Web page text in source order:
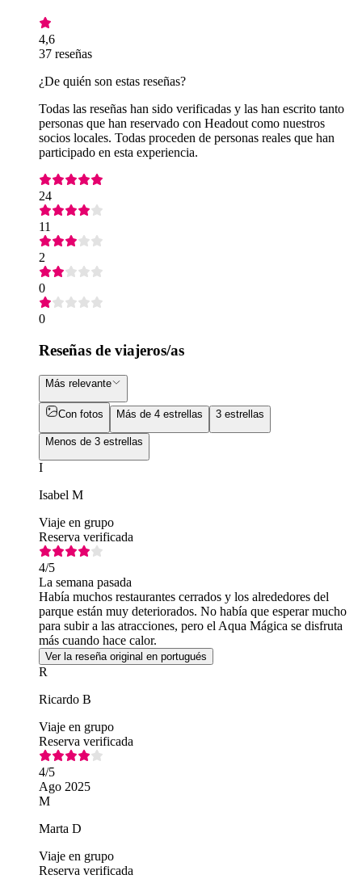
4,6
37 reseñas
¿De quién son estas reseñas?
Todas las reseñas han sido verificadas y las han escrito tanto
personas que han reservado con Headout como nuestros
socios locales. Todas proceden de personas reales que han
participado en esta experiencia.
24
11
2
0
0
Reseñas de viajeros/as
Más relevante
Con fotos Más de 4 estrellas 3 estrellas
Menos de 3 estrellas
I
Isabel M
Viaje en grupo
Reserva verificada
4/5
La semana pasada
Había muchos restaurantes cerrados y los alrededores del
parque están muy deteriorados. No había que esperar mucho
para subir a las atracciones, pero el Aqua Mágica se disfruta
más cuando hace calor.
Ver la reseña original en portugués
R
Ricardo B
Viaje en grupo
Reserva verificada
4/5
Ago 2025
M
Marta D
Viaje en grupo
Reserva verificada